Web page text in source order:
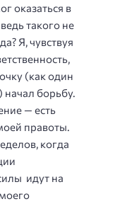
оказаться в
такого не
Я, чувствуя
(как один
начал борьбу.
— есть
правоты.
когда
идут на